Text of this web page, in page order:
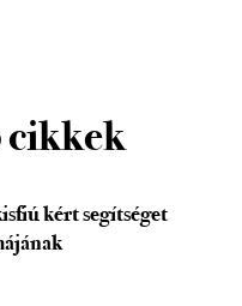
cikkek
kért segítséget